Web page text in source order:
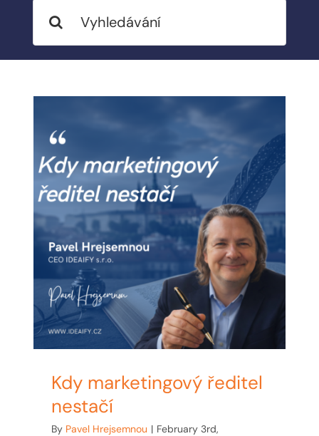
SLUŽBY
MY ACCOUNT
CONTACT
CART / KOŠÍK
for:
Kdy marketingový ředitel
nestačí
By Pavel Hrejsemnou | February 3rd,